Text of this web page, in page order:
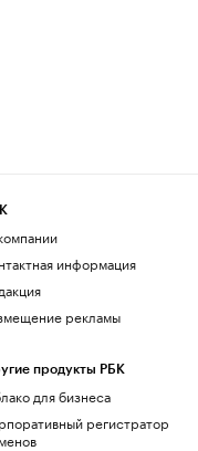
информация
рекламы
продукты РБК
для бизнеса
регистратор